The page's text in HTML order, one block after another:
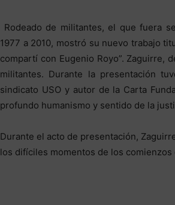
Rodeado de militantes, el que fuera
1977 a 2010, mostró su nuevo trabajo
compartí con Eugenio Royo”. Zaguirre,
militantes. Durante la presentación
sindicato USO y autor de la Carta
profundo humanismo y sentido de la
Durante el acto de presentación,
los difíciles momentos de los